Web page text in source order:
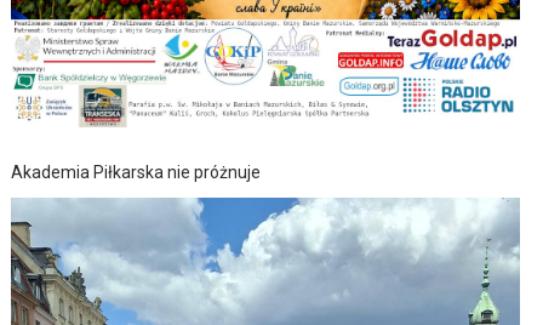
Akademia Piłkarska nie próżnuje